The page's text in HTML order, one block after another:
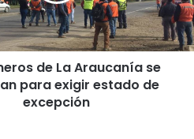
de La Araucanía se
para exigir estado de
excepción